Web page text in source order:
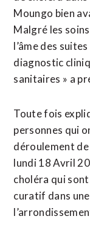
Moungo bien
Malgré les
l’âme des
diagnostic
sanitaires » a
Toute fois
personnes qui
déroulement de
lundi 18 Avril
choléra qui
curatif dans